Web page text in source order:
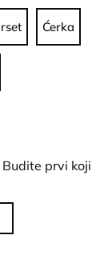
Ćerka
Budite prvi koji